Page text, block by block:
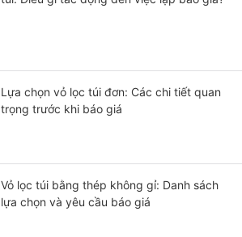
Lựa chọn vỏ lọc túi đơn: Các chi tiết quan
trọng trước khi báo giá
Vỏ lọc túi bằng thép không gỉ: Danh sách
lựa chọn và yêu cầu báo giá